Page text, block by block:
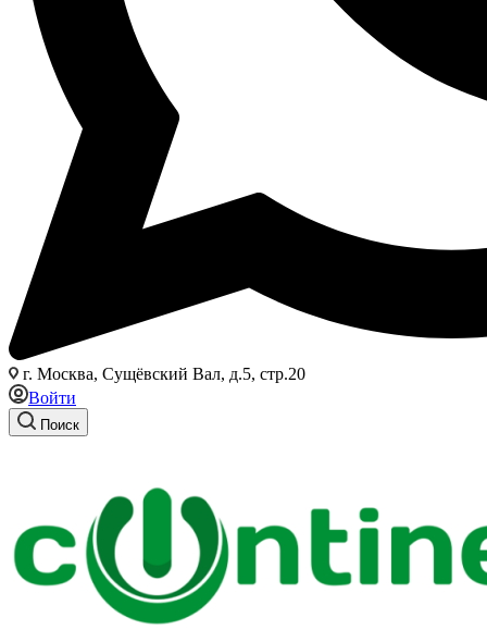
г. Москва, Сущёвский Вал, д.5, стр.20
Войти
Поиск